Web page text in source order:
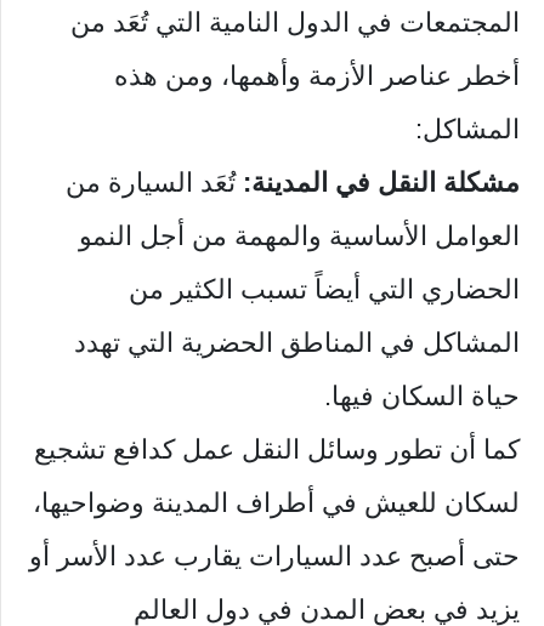
المجتمعات في الدول النامية التي تُعَد من
أخطر عناصر الأزمة وأهمها، ومن هذه
المشاكل:
مشكلة النقل في المدينة: تُعَد السيارة من
العوامل الأساسية والمهمة من أجل النمو
الحضاري التي أيضاً تسبب الكثير من
المشاكل في المناطق الحضرية التي تهدد
حياة السكان فيها.
كما أن تطور وسائل النقل عمل كدافع تشجيع
لسكان للعيش في أطراف المدينة وضواحيها،
حتى أصبح عدد السيارات يقارب عدد الأسر أو
يزيد في بعض المدن في دول العالم